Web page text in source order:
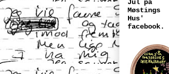
Jul på
Møstings
Hus'
facebook.